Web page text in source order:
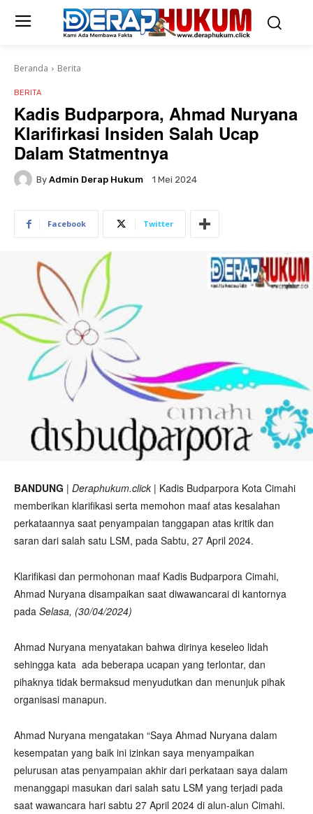
Beranda Berita
BERITA
Kadis Budparpora, Ahmad Nuryana
Klarifirkasi Insiden Salah Ucap
Dalam Statmentnya
By Admin Derap Hukum 1 Mei 2024
Facebook Twitter
BANDUNG | Deraphukum.click | Kadis Budparpora Kota Cimahi
memberikan klarifikasi serta memohon maaf atas kesalahan
perkataannya saat penyampaian tanggapan atas kritik dan
saran dari salah satu LSM, pada Sabtu, 27 April 2024.
Klarifikasi dan permohonan maaf Kadis Budparpora Cimahi,
Ahmad Nuryana disampaikan saat diwawancarai di kantornya
pada Selasa, (30/04/2024)
Ahmad Nuryana menyatakan bahwa dirinya keseleo lidah
sehingga kata ada beberapa ucapan yang terlontar, dan
pihaknya tidak bermaksud menyudutkan dan menunjuk pihak
organisasi manapun.
Ahmad Nuryana mengatakan “Saya Ahmad Nuryana dalam
kesempatan yang baik ini izinkan saya menyampaikan
pelurusan atas penyampaian akhir dari perkataan saya dalam
menanggapi masukan dari salah satu LSM yang terjadi pada
saat wawancara hari sabtu 27 April 2024 di alun-alun Cimahi.